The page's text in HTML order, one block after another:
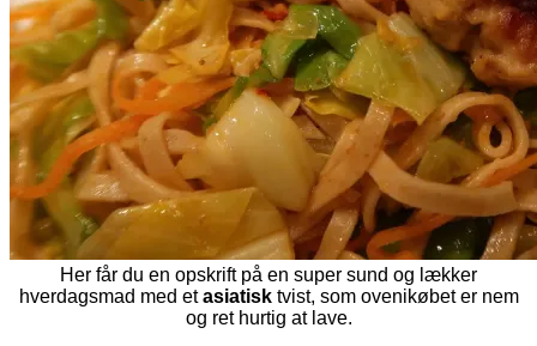
Her får du en opskrift på en super sund og lækker
hverdagsmad med etasiatisktvist, som ovenikøbet er nem
og ret hurtig at lave.